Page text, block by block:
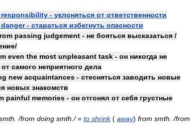
responsibility - уклоняться от ответственности
danger- стараться избегнуть опасности
passing judgement - не бояться высказаться /
/
even the most unpleasant task - он никогда не
от самого неприятного дела
new acquaintances - стесняться заводить новые
новых знакомств
painful memories - он отгонял от себя грустные
. /from doing smth ./= to shrink( away) from smth . /from